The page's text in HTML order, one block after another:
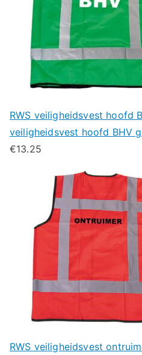
RWS veiligheidsvest hoofd
veiligheidsvest hoofd BHV
€13.25
RWS veiligheidsvest